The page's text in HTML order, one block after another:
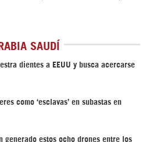
SAUDÍ
dientes a EEUU y busca acercarse
como ‘esclavas’ en subastas en
generado estos ocho drones entre los